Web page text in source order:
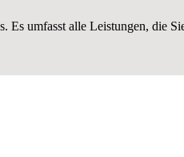
Es umfasst alle Leistungen, die